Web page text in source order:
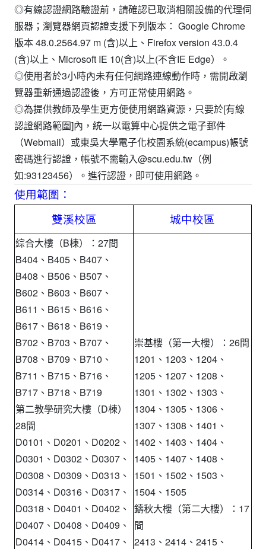
◎有線認證網路驗證前，請確認已取消相關設備的代理伺
服器；瀏覽器網頁認證支援下列版本： Google Chrome
版本 48.0.2564.97 m (含)以上、Firefox version 43.0.4
(含)以上、Microsoft IE 10(含)以上(不含IE Edge）。
◎使用者於3小時內未有任何網路連線動作時，需開啟瀏
覽器重新通過認證後，方可正常使用網路。
◎為提供教師及學生更方便使用網路資源，只要於[有線
認證網路範圍]內，統一以電算中心提供之電子郵件
（Webmail）或東吳大學電子化校園系統(ecampus)帳號
密碼進行認證，帳號不需輸入@scu.edu.tw（例
如:93123456）。進行認證，即可使用網路。
使用範圍：
雙溪校區
城中校區
綜合大樓（B棟）：27間
B404、B405、B407、
B408、B506、B507、
B602、B603、B607、
B611、B615、B616、
B617、B618、B619、
B702、B703、B707、
B708、B709、B710、
B711、B715、B716、
B717、B718、B719
第二教學研究大樓（D棟）
28間
D0101、D0201、D0202、
D0301、D0302、D0307、
D0308、D0309、D0313、
D0314、D0316、D0317、
D0318、D0401、D0402、
D0407、D0408、D0409、
D0414、D0415、D0417、
崇基樓（第一大樓）：26間
1201、1203、1204、
1205、1207、1208、
1301、1302、1303、
1304、1305、1306、
1307、1308、1401、
1402、1403、1404、
1405、1407、1408、
1501、1502、1503、
1504、1505
鑄秋大樓（第二大樓）：17
間
2413、2414、2415、